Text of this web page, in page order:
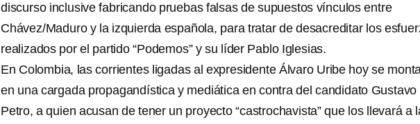
discurso inclusive fabricando pruebas falsas de supuestos vínculos entre
Chávez/Maduro y la izquierda española, para tratar de desacreditar los
realizados por el partido “Podemos” y su líder Pablo Iglesias.
En Colombia, las corrientes ligadas al expresidente Álvaro Uribe hoy se
en una cargada propagandística y mediática en contra del candidato Gustavo
Petro, a quien acusan de tener un proyecto “castrochavista” que los llevará a